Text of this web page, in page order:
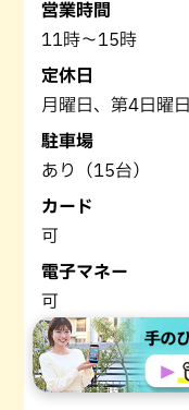
営業時間
11時～15時
定休日
月曜日、第4日曜日
駐車場
あり（15台）
カード
可
電子マネー
可
URL・SNS
Instagram